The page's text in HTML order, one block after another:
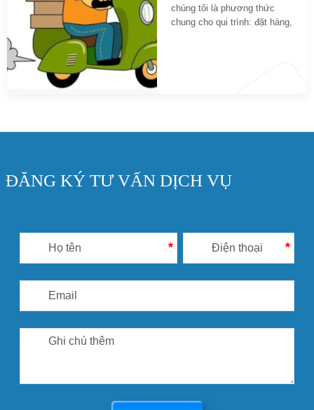
chúng tôi là phương thức
chung cho qui trình: đặt hàng,
ĐĂNG KÝ TƯ VẤN DỊCH VỤ
* *